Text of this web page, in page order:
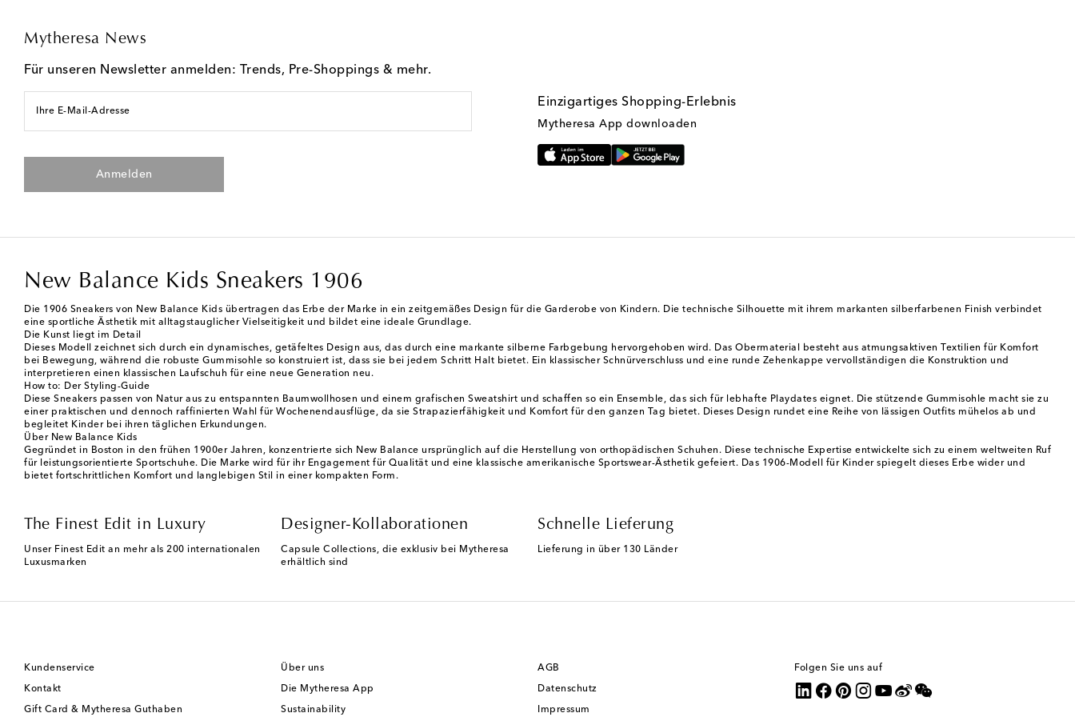
Mytheresa News
Für unseren Newsletter anmelden: Trends, Pre-Shoppings & mehr.
Ihre E-Mail-Adresse
Anmelden
Einzigartiges Shopping-Erlebnis
Mytheresa App downloaden
New Balance Kids Sneakers 1906
Die 1906 Sneakers von New Balance Kids übertragen das Erbe der Marke in ein zeitgemäßes Design für die Garderobe von Kindern. Die technische Silhouette mit ihrem markanten silberfarbenen Finish verbindet
eine sportliche Ästhetik mit alltagstauglicher Vielseitigkeit und bildet eine ideale Grundlage.
Die Kunst liegt im Detail
Dieses Modell zeichnet sich durch ein dynamisches, getäfeltes Design aus, das durch eine markante silberne Farbgebung hervorgehoben wird. Das Obermaterial besteht aus atmungsaktiven Textilien für Komfort
bei Bewegung, während die robuste Gummisohle so konstruiert ist, dass sie bei jedem Schritt Halt bietet. Ein klassischer Schnürverschluss und eine runde Zehenkappe vervollständigen die Konstruktion und
interpretieren einen klassischen Laufschuh für eine neue Generation neu.
How to: Der Styling-Guide
Diese Sneakers passen von Natur aus zu entspannten Baumwollhosen und einem grafischen Sweatshirt und schaffen so ein Ensemble, das sich für lebhafte Playdates eignet. Die stützende Gummisohle macht sie zu
einer praktischen und dennoch raffinierten Wahl für Wochenendausflüge, da sie Strapazierfähigkeit und Komfort für den ganzen Tag bietet. Dieses Design rundet eine Reihe von lässigen Outfits mühelos ab und
begleitet Kinder bei ihren täglichen Erkundungen.
Über New Balance Kids
Gegründet in Boston in den frühen 1900er Jahren, konzentrierte sich New Balance ursprünglich auf die Herstellung von orthopädischen Schuhen. Diese technische Expertise entwickelte sich zu einem weltweiten Ruf
für leistungsorientierte Sportschuhe. Die Marke wird für ihr Engagement für Qualität und eine klassische amerikanische Sportswear-Ästhetik gefeiert. Das 1906-Modell für Kinder spiegelt dieses Erbe wider und
bietet fortschrittlichen Komfort und langlebigen Stil in einer kompakten Form.
The Finest Edit in Luxury
Unser Finest Edit an mehr als 200 internationalen
Luxusmarken
Designer-Kollaborationen
Capsule Collections, die exklusiv bei Mytheresa
erhältlich sind
Schnelle Lieferung
Lieferung in über 130 Länder
Kundenservice
Kontakt
Gift Card & Mytheresa Guthaben
Über uns
Die Mytheresa App
Sustainability
AGB
Datenschutz
Impressum
Folgen Sie uns auf